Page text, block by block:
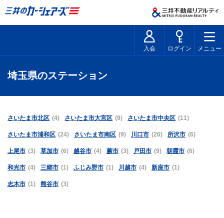
入会 ログイン メニュー
埼玉県のステーション
さいたま市北区 (4) さいたま市大宮区 (9) さいたま市中央区 (11)
さいたま市浦和区 (24) さいたま市南区 (9) 川口市 (26) 所沢市 (6)
上尾市 (3) 草加市 (6) 越谷市 (4) 蕨市 (3) 戸田市 (9) 朝霞市 (6)
和光市 (4) 三郷市 (1) ふじみ野市 (1) 川越市 (4) 新座市 (1)
志木市 (1) 熊谷市 (3)